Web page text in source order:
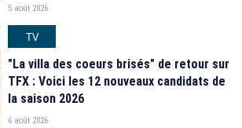
5 août 2026
TV
"La villa des coeurs brisés" de retour sur
TFX : Voici les 12 nouveaux candidats de
la saison 2026
6 août 2026